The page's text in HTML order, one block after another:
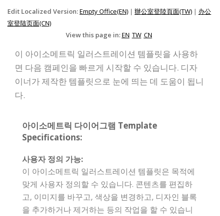
Edit Localized Version:Empty Office(EN) | 辦公室登陸頁面(TW) | 办公
室登陆页面(CN)
View this page in:EN TW CN
이 아이소메트릭 일러스트레이션 템플릿을 사용하
면 다음 캠페인을 빠르게 시작할 수 있습니다. 디자
이너가 제작한 템플릿으로 눈에 띄는 데 도움이 됩니
다.
아이소메트릭 다이어그램 Template
Specifications:
사용자 정의 가능:
이 아이소메트릭 일러스트레이션 템플릿은 목적에
맞게 사용자 정의할 수 있습니다. 콘텐츠를 편집하
고, 이미지를 바꾸고, 색상을 변경하고, 디자인 블록
을 추가하거나 제거하는 등의 작업을 할 수 있습니